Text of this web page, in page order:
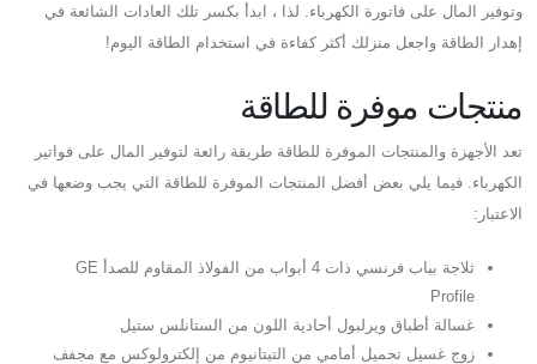
وتوفير المال على فاتورة الكهرباء. لذا ، ابدأ بكسر تلك العادات الشائعة في
إهدار الطاقة واجعل منزلك أكثر كفاءة في استخدام الطاقة اليوم!
منتجات موفرة للطاقة
تعد الأجهزة والمنتجات الموفرة للطاقة طريقة رائعة لتوفير المال على فواتير
الكهرباء. فيما يلي بعض أفضل المنتجات الموفرة للطاقة التي يجب وضعها في
الاعتبار:
ثلاجة بباب فرنسي ذات 4 أبواب من الفولاذ المقاوم للصدأ GE
Profile
غسالة أطباق ويرلبول أحادية اللون من الستانلس ستيل
زوج غسيل تحميل أمامي من التيتانيوم من إلكترولوكس مع مجفف